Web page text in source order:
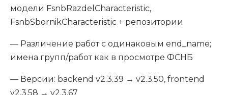
модели FsnbRazdelCharacteristic,
FsnbSbornikCharacteristic + репозитории
— Различение работ с одинаковым end_name;
имена групп/работ как в просмотре ФСНБ
— Версии: backend v2.3.39 → v2.3.50, frontend
v2.3.58 → v2.3.67